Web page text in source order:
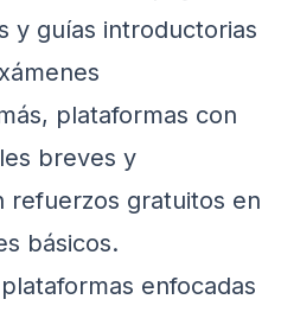
y guías introductorias
plataformas con
breves y
refuerzos gratuitos en
básicos.
enfocadas